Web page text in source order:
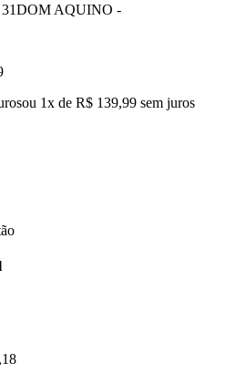
DOM AQUINO -
ou 1x de R$ 139,99 sem juros